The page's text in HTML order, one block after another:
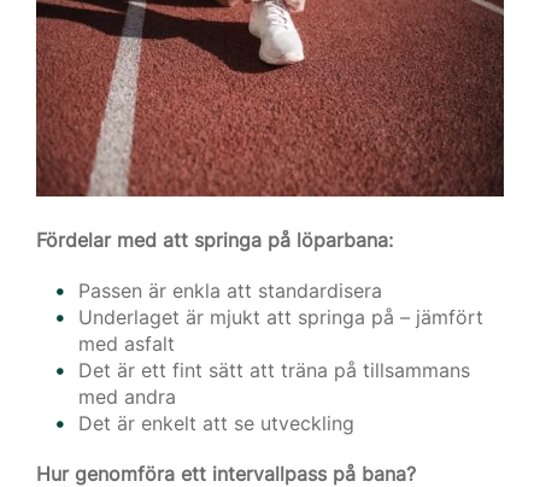
Fördelar med att springa på löparbana:
Passen är enkla att standardisera
Underlaget är mjukt att springa på – jämfört
med asfalt
Det är ett fint sätt att träna på tillsammans
med andra
Det är enkelt att se utveckling
Hur genomföra ett intervallpass på bana?